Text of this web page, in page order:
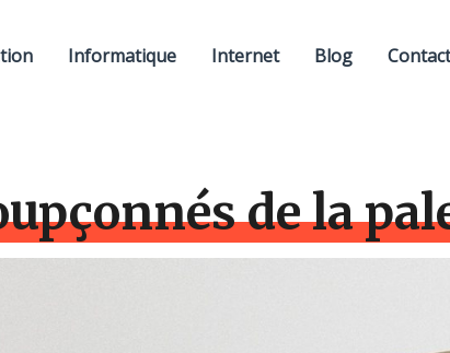
Informatique Internet Blog
de la